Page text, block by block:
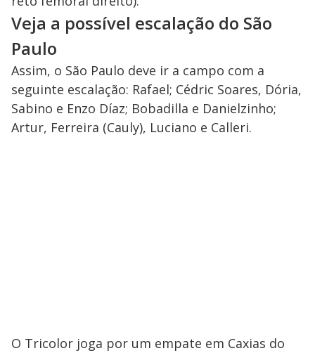
Veja a possível escalação do São
Paulo
Assim, o São Paulo deve ir a campo com a
seguinte escalação: Rafael; Cédric Soares, Dória,
Sabino e Enzo Díaz; Bobadilla e Danielzinho;
Artur, Ferreira (Cauly), Luciano e Calleri.
O Tricolor joga por um empate em Caxias do